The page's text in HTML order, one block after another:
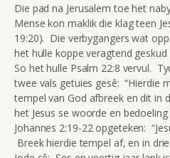
Die pad na Jerusalem toe het
Mense kon maklik die klag teen
19:20). Die verbygangers wat
het hulle koppe veragtend geskud
So het hulle Psalm 22:8 vervul.
twee vals getuies gesê: “Hierdie
tempel van God afbreek en dit in
het Jesus se woorde en
Johannes 2:19-22 opgeteken:
Breek hierdie tempel af, en in